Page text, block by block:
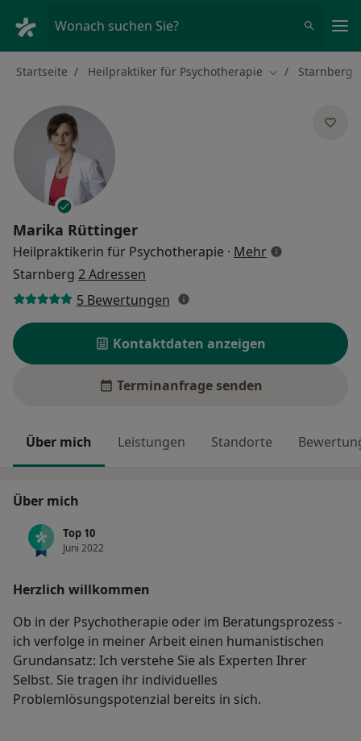
Wonach suchen Sie?
Startseite Heilpraktiker für Psychotherapie Stadt ändern
Starnberg
Marika Rüttinger
Heilpraktikerin für Psychotherapie · Mehrüber
Starnberg 2 Adressen
5 Bewertungen
Kontaktdaten anzeigen
Terminanfrage senden
Über mich Leistungen Standorte
Über mich
Top 10
Juni 2022
Herzlich willkommen
Ob in der Psychotherapie oder im Beratungsprozess -
ich verfolge in meiner Arbeit einen humanistischen
Grundansatz: Ich verstehe Sie als Experten Ihrer
Selbst. Sie tragen ihr individuelles
Problemlösungspotenzial bereits in sich.